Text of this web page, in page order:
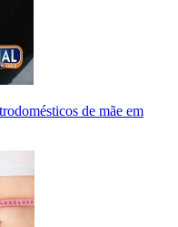
de mãe em